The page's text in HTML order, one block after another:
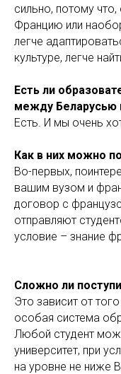
сильно, потому
Францию или
легче
культуре, легче
Есть ли
между Беларусью
Есть. И мы очень
Как в них можно
Во-первых,
вашим вузом и
договор с
отправляют
условие – знание
Сложно ли
Это зависит от
особая система
Любой студент
университет, при
на уровне не